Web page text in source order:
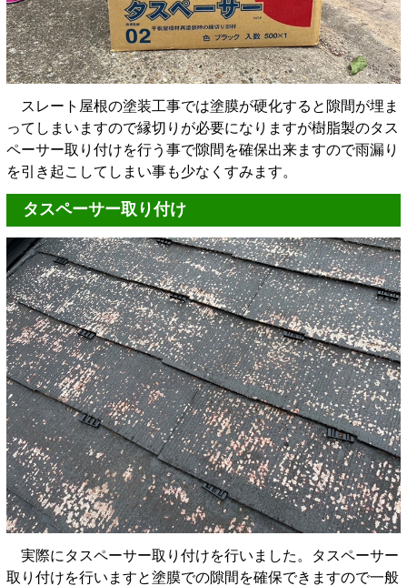
スレート屋根の塗装工事では塗膜が硬化すると隙間が埋ま
ってしまいますので縁切りが必要になりますが樹脂製のタス
ペーサー取り付けを行う事で隙間を確保出来ますので雨漏り
を引き起こしてしまい事も少なくすみます。
タスペーサー取り付け
実際にタスペーサー取り付けを行いました。タスペーサー
取り付けを行いますと塗膜での隙間を確保できますので一般